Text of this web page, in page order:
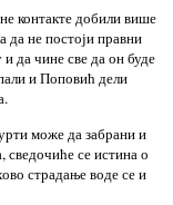
контакте добили више
да не постоји правни
да чине све да он буде
и Поповић дели
може да забрани и
сведочиће се истина о
страдање воде се и